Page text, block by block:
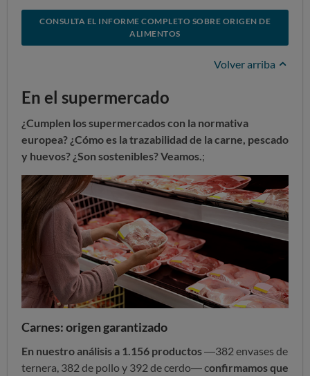
CONSULTA EL INFORME COMPLETO SOBRE ORIGEN DE
ALIMENTOS
Volver arriba
En el supermercado
¿Cumplen los supermercados con la normativa
europea? ¿Cómo es la trazabilidad de la carne, pescado
y huevos? ¿Son sostenibles? Veamos. ;
Carnes: origen garantizado
En nuestro análisis a 1.156 productos—382 envases de
ternera, 382 de pollo y 392 de cerdo— confirmamos que